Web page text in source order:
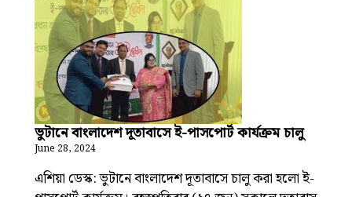
ভুটানে বাংলাদেশ দূতাবাসে ই-পাসপোর্ট কার্যক্রম চালু
June 28, 2024
এশিয়া ডেস্ক: ভুটানে বাংলাদেশ দূতাবাসে চালু করা হলো ই-